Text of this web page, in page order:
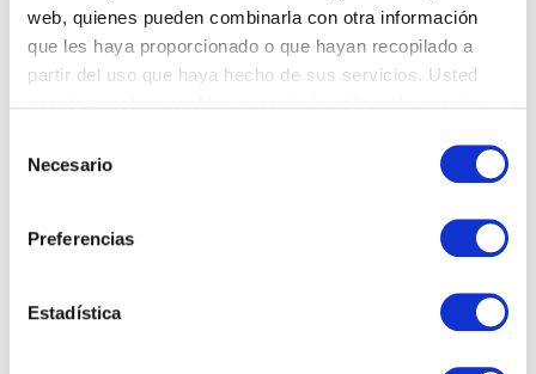
web, quienes pueden combinarla con otra información
que les haya proporcionado o que hayan recopilado a
partir del uso que haya hecho de sus servicios. Usted
Necesario
Preferencias
Estadística